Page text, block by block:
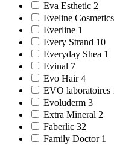
Eva Esthetic 2
Eveline
Everline 1
Every Strand 10
Everyday Shea 1
Evinal 7
Evo Hair 4
EVO laboratoires
Evoluderm 3
Extra Mineral 2
Faberlic 32
Family Doctor 1